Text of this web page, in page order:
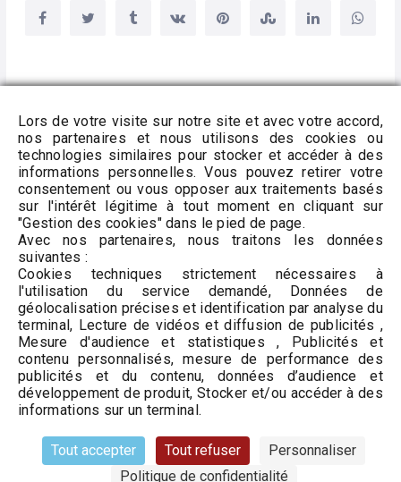
Archives
mars 2021
janvier 2021
décembre 2020
Catégories
Actualités
Lors de votre visite sur notre site et avec votre accord,
nos partenaires et nous utilisons des cookies ou
technologies similaires pour stocker et accéder à des
informations personnelles. Vous pouvez retirer votre
consentement ou vous opposer aux traitements basés
sur l'intérêt légitime à tout moment en cliquant sur
"Gestion des cookies" dans le pied de page.
Avec nos partenaires, nous traitons les données
suivantes :
Cookies techniques strictement nécessaires à
l'utilisation du service demandé, Données de
géolocalisation précises et identification par analyse du
terminal, Lecture de vidéos et diffusion de publicités ,
Mesure d'audience et statistiques , Publicités et
contenu personnalisés, mesure de performance des
publicités et du contenu, données d’audience et
développement de produit, Stocker et/ou accéder à des
informations sur un terminal.
Tout accepter Tout refuser
Personnaliser
Politique de confidentialité